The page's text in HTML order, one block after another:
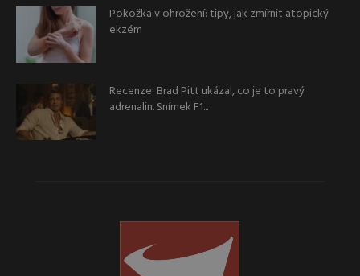
Pokožka v ohrožení: tipy, jak zmírnit atopický
ekzém
Recenze: Brad Pitt ukázal, co je to pravý
adrenalin. Snímek F1...